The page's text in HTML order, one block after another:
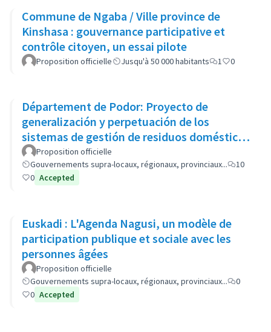
Commune de Ngaba / Ville province de
Kinshasa : gouvernance participative et
contrôle citoyen, un essai pilote
Proposition officielle Jusqu'à 50 000 habitants 1 0
Département de Podor: Proyecto de
generalización y perpetuación de los
sistemas de gestión de residuos domésticos
(GP-GOM).
Proposition officielle
Gouvernements supra-locaux, régionaux, provinciaux...
10
0 Accepted
Euskadi : L'Agenda Nagusi, un modèle de
participation publique et sociale avec les
personnes âgées
Proposition officielle
Gouvernements supra-locaux, régionaux, provinciaux...
0
0 Accepted